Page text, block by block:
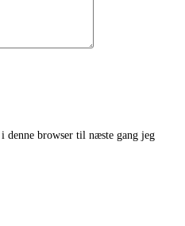
denne browser til næste gang jeg